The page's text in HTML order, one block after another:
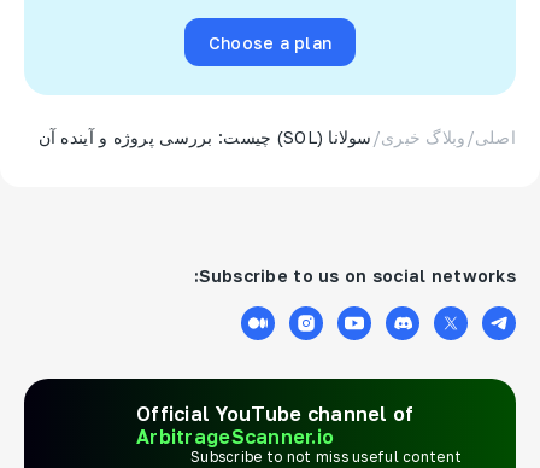
Choose a plan
اصلی/ وبلاگ خبری/ سولانا (SOL) چیست: بررسی پروژه و آینده آن
Subscribe to us on social networks:
Official YouTube channel of
ArbitrageScanner.io
Subscribe to not miss useful content